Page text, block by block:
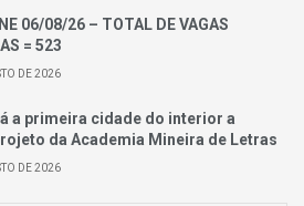
06/08/26 – TOTAL DE VAGAS
= 523
DE 2026
a primeira cidade do interior a
da Academia Mineira de Letras
DE 2026